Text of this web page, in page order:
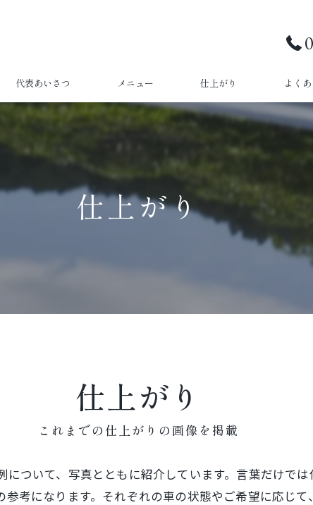
代表あいさつ メニュー 仕上がり よく
仕上がり
仕上がり
これまでの仕上がりの画像を掲載
ついて、写真とともに紹介しています。言葉だけで
考になります。それぞれの車の状態やご希望に応じ